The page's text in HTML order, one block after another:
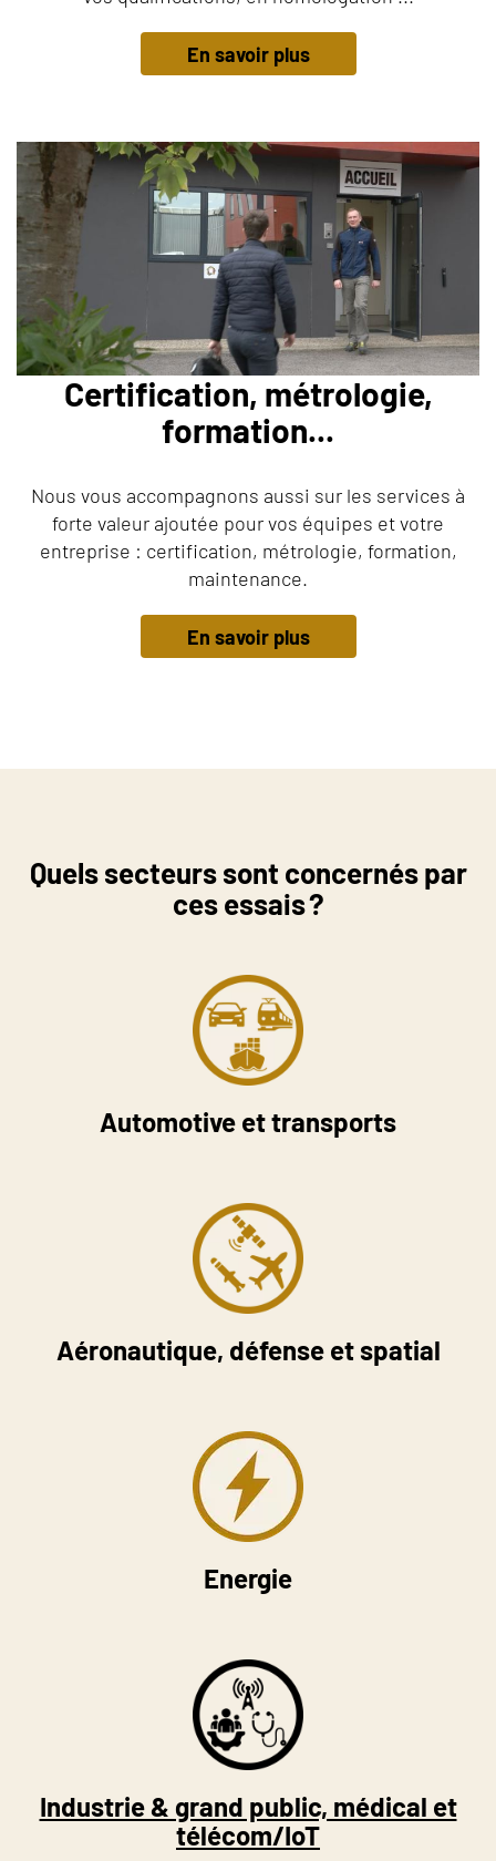
En savoir plus
Certification, métrologie,
formation...
Nous vous accompagnons aussi sur les services à
forte valeur ajoutée pour vos équipes et votre
entreprise : certification, métrologie, formation,
maintenance.
En savoir plus
Quels secteurs sont concernés par
ces essais ?
Automotive et transports
Aéronautique, défense et spatial
Energie
Industrie & grand public, médical et
télécom/IoT